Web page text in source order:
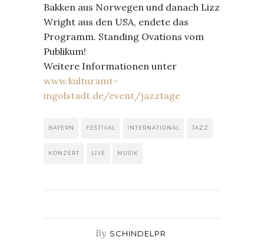
Bakken aus Norwegen und danach Lizz
Wright aus den USA, endete das
Programm. Standing Ovations vom
Publikum!
Weitere Informationen unter
www.kulturamt-
ingolstadt.de/event/jazztage
BAYERN FESTIVAL INTERNATIONAL JAZZ
KONZERT LIVE MUSIK
By SCHINDELPR